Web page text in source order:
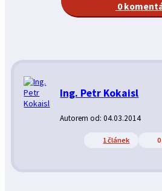
0
Ing. Petr Kokaisl
Autorem od: 04.03.2014
1 článek